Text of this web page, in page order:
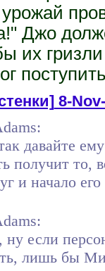
Джо
их
8-
давайте
получит то,
и начало
ну если
лишь бы